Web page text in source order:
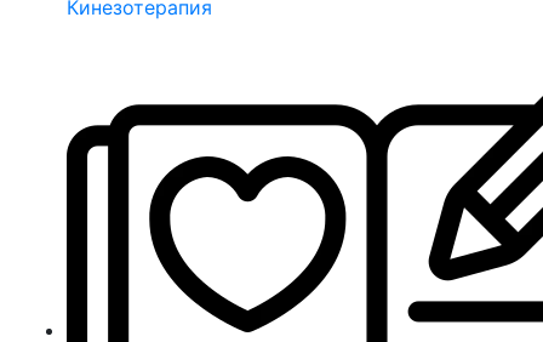
Кинезотерапия